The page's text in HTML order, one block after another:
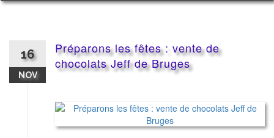
Aller
16
NOV
Préparons les fêtes : vente de
chocolats Jeff de Bruges